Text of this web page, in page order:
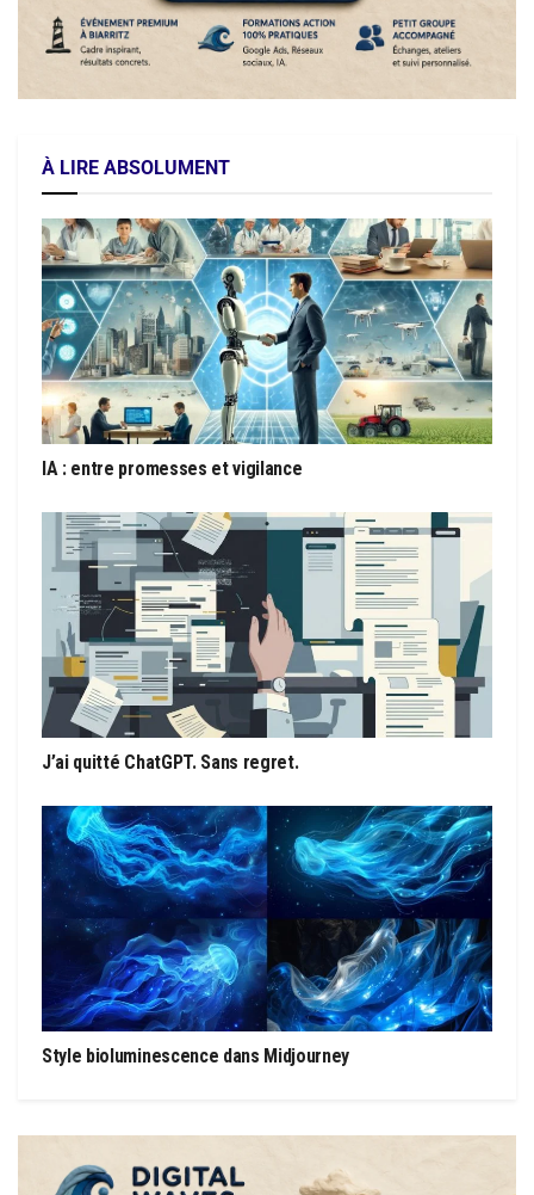
À LIRE ABSOLUMENT
IA : entre promesses et vigilance
J’ai quitté ChatGPT. Sans regret.
Style bioluminescence dans Midjourney